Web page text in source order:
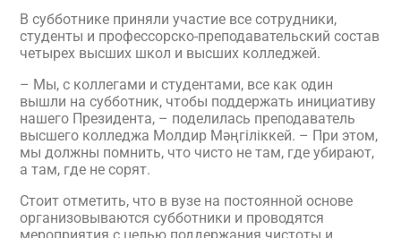
В субботнике приняли участие все сотрудники,
студенты и профессорско-преподавательский состав
четырех высших школ и высших колледжей.
– Мы, с коллегами и студентами, все как один
вышли на субботник, чтобы поддержать инициативу
нашего Президента, – поделилась преподаватель
высшего колледжа Молдир Мәңгіліккей. – При этом,
мы должны помнить, что чисто не там, где убирают,
а там, где не сорят.
Стоит отметить, что в вузе на постоянной основе
организовываются субботники и проводятся